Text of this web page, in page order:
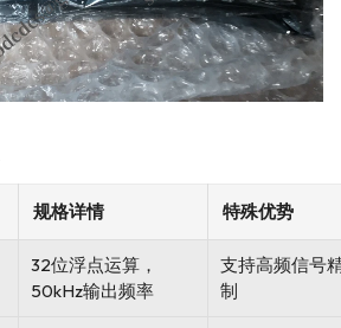
规格详情 特殊优势
32位浮点运算，
50kHz输出频率
支持高频信号
制